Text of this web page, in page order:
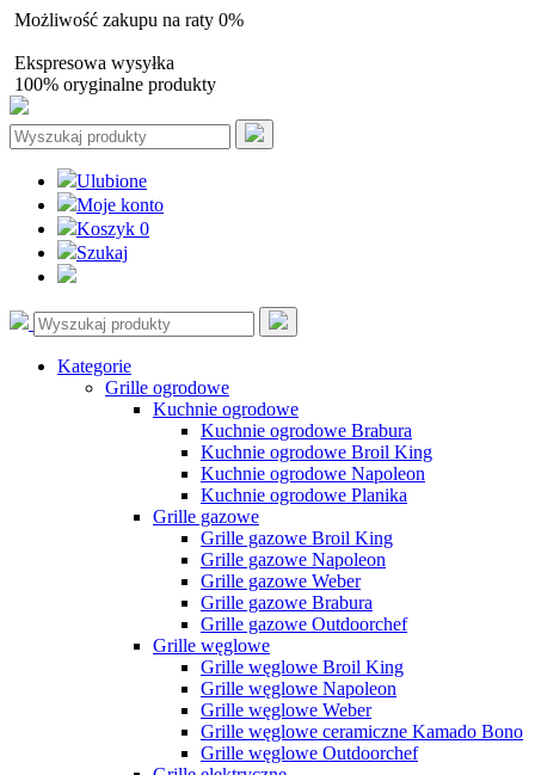
Możliwość zakupu na raty 0%
Ekspresowa wysyłka
100% oryginalne produkty
Ulubione
Moje konto
Koszyk 0
Szukaj
Kategorie
Grille ogrodowe
Kuchnie ogrodowe
Kuchnie ogrodowe Brabura
Kuchnie ogrodowe Broil King
Kuchnie ogrodowe Napoleon
Kuchnie ogrodowe Planika
Grille gazowe
Grille gazowe Broil King
Grille gazowe Napoleon
Grille gazowe Weber
Grille gazowe Brabura
Grille gazowe Outdoorchef
Grille węglowe
Grille węglowe Broil King
Grille węglowe Napoleon
Grille węglowe Weber
Grille węglowe ceramiczne Kamado Bono
Grille węglowe Outdoorchef